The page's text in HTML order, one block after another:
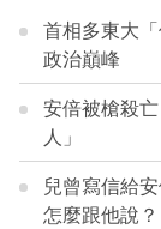
首相多東大
政治巔峰
安倍被槍殺
人」
兒曾寫信給
怎麼跟他說？